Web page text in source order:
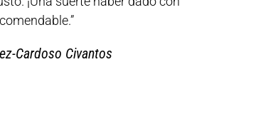
Cardoso Civantos